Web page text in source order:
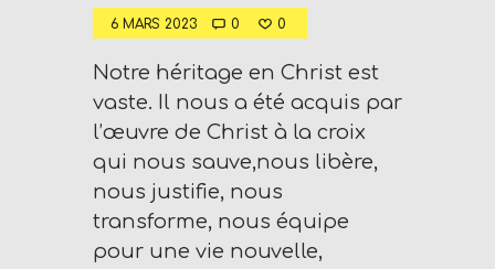
6 MARS 2023 0 0
Notre héritage en Christ est
vaste. Il nous a été acquis par
l’œuvre de Christ à la croix
qui nous sauve,nous libère,
nous justifie, nous
transforme, nous équipe
pour une vie nouvelle,